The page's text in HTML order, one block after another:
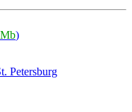
)
Petersburg